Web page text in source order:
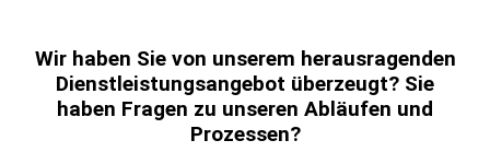
Wir haben Sie von unserem herausragenden
Dienstleistungsangebot überzeugt? Sie
haben Fragen zu unseren Abläufen und
Prozessen?